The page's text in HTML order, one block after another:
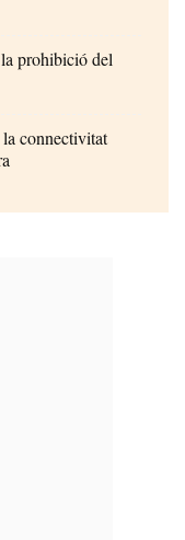
prohibició del
connectivitat